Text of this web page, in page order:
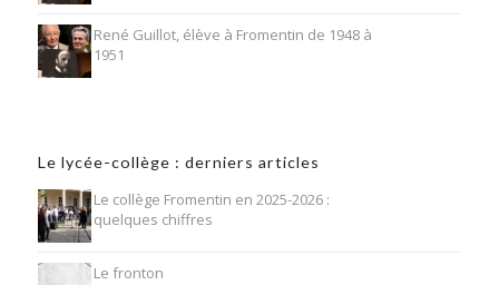
René Guillot, élève à Fromentin de 1948 à
1951
Le lycée-collège : derniers articles
Le collège Fromentin en 2025-2026 :
quelques chiffres
Le fronton